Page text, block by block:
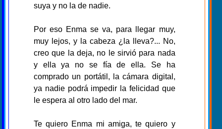
suya y no la de nadie.
Por eso Enma se va, para llegar muy,
muy lejos, y la cabeza ¿la lleva?... No,
creo que la deja, no le sirvió para nada
y ella ya no se fía de ella. Se ha
comprado un portátil, la cámara digital,
ya nadie podrá impedir la felicidad que
le espera al otro lado del mar.
Te quiero Enma mi amiga, te quiero y